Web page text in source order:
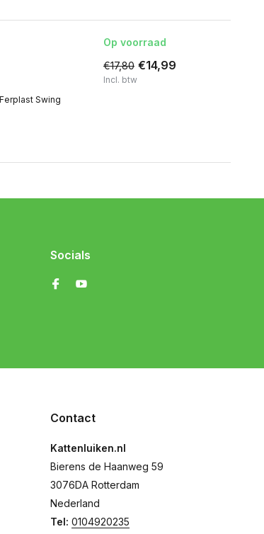
Swing
Op voorraad
€17,80 €14,99
Incl. btw
Socials
Contact
Kattenluiken.nl
Bierens de Haanweg 59
3076DA Rotterdam
Nederland
Tel: 0104920235